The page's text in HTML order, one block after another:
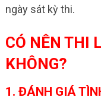
ngày sát kỳ thi.
CÓ NÊN THI
KHÔNG?
1. ĐÁNH GIÁ